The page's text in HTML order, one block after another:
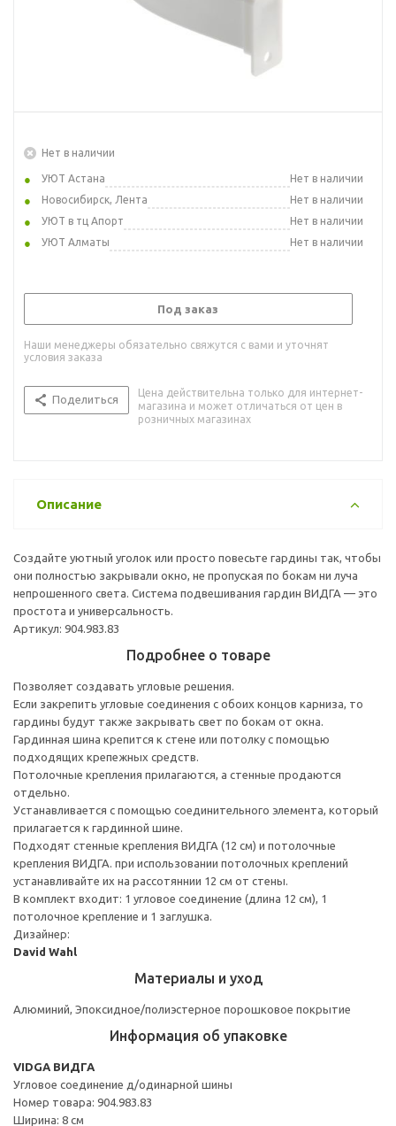
Нет в наличии
УЮТ Астана
Нет в наличии
Новосибирск, Лента
Нет в наличии
УЮТ в тц Апорт
Нет в наличии
УЮТ Алматы
Нет в наличии
Под заказ
Наши менеджеры обязательно свяжутся с вами и уточнят
условия заказа
Поделиться
Цена действительна только для интернет-
магазина и может отличаться от цен в
розничных магазинах
Описание
Создайте уютный уголок или просто повесьте гардины так, чтобы
они полностью закрывали окно, не пропуская по бокам ни луча
непрошенного света. Система подвешивания гардин ВИДГА — это
простота и универсальность.
Артикул: 904.983.83
Подробнее о товаре
Позволяет создавать угловые решения.
Если закрепить угловые соединения с обоих концов карниза, то
гардины будут также закрывать свет по бокам от окна.
Гардинная шина крепится к стене или потолку с помощью
подходящих крепежных средств.
Потолочные крепления прилагаются, а стенные продаются
отдельно.
Устанавливается с помощью соединительного элемента, который
прилагается к гардинной шине.
Подходят стенные крепления ВИДГА (12 см) и потолочные
крепления ВИДГА. при использовании потолочных креплений
устанавливайте их на рассотяннии 12 см от стены.
В комплект входит: 1 угловое соединение (длина 12 см), 1
потолочное крепление и 1 заглушка.
Дизайнер:
David Wahl
Материалы и уход
Алюминий, Эпоксидное/полиэстерное порошковое покрытие
Информация об упаковке
VIDGA ВИДГА
Угловое соединение д/одинарной шины
Номер товара: 904.983.83
Ширина: 8 см